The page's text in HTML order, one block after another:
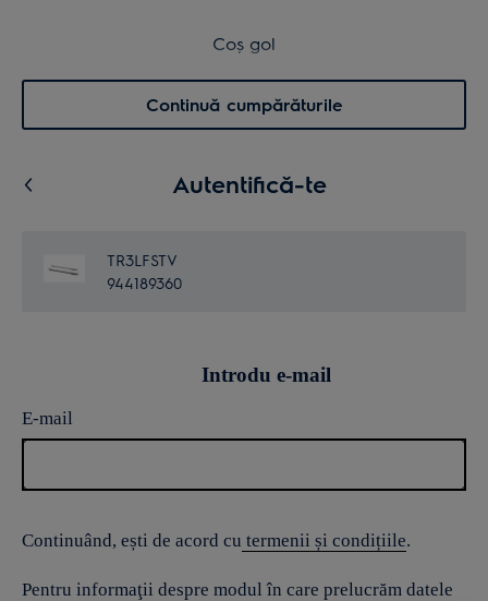
Menu 0
Coș de cumpărături
Coș gol
Continuă cumpărăturile
Autentifică-te
TR3LFSTV
944189360
Introdu e-mail
E-mail
Continuând, ești de acord cu termenii și condițiile.
Pentru informaţii despre modul în care prelucrăm datele